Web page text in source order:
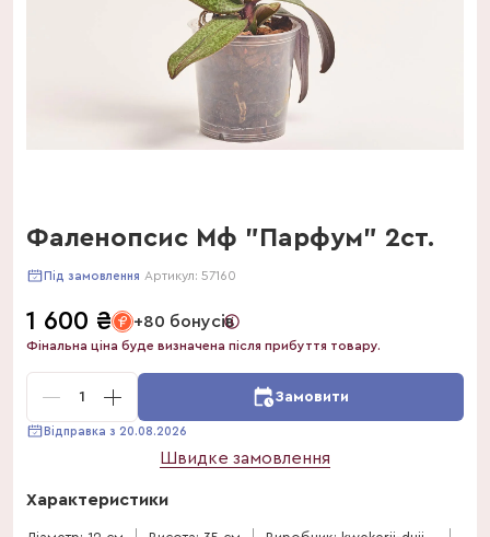
Фаленопсис Мф "Парфум" 2ст.
Під замовлення Артикул: 57160
1 600 ₴ +80 бонусів
Фінальна ціна буде визначена після прибуття товару.
1 Замовити
Відправка з 20.08.2026
Швидке замовлення
Характеристики